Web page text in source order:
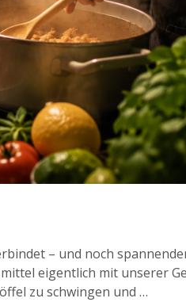
– und noch
eigentlich mit unserer
zu schwingen und …